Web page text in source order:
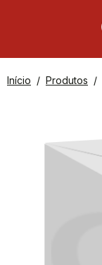
Início Produtos